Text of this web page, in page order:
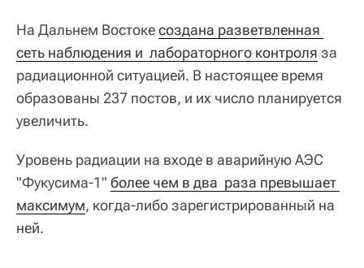
На Дальнем Востокесоздана разветвленная
сеть наблюдения и  лабораторного контроля за
радиационной ситуацией. В настоящее время
образованы 237 постов, и их число планируется
увеличить.
Уровень радиации на входе в аварийную АЭС
"Фукусима-1" более чем в два  раза превышает
максимум, когда-либо зарегистрированный на
ней.